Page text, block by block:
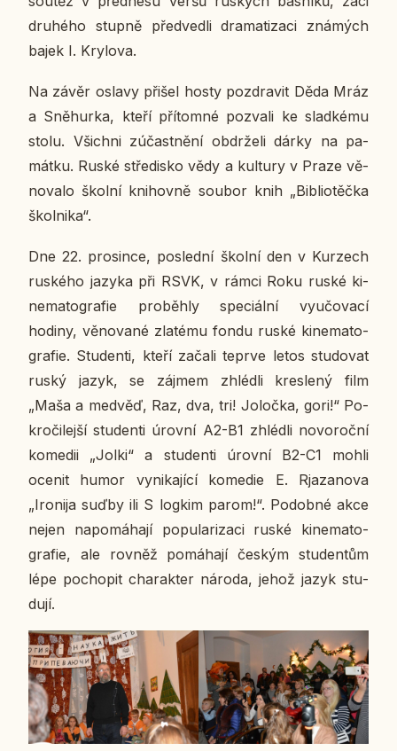
dru­hé­ho stupně před­ved­li dra­ma­ti­za­ci zná­mých
bajek I. Kry­lo­va.
Na závěr oslavy přišel hosty pozdra­vit Děda Mráz
a Sně­hur­ka, kteří pří­tom­né po­zva­li ke slad­ké­mu
stolu. Všich­ni zú­čast­ně­ní ob­dr­že­li dárky na pa­
mát­ku. Ruské stře­dis­ko vědy a kul­tu­ry v Praze vě­
no­va­lo školní knihov­ně soubor knih „Bib­li­o­těč­ka
škol­ni­ka“.
Dne 22. pro­sin­ce, po­sled­ní školní den v Kur­zech
rus­ké­ho jazyka při RSVK, v rámci Roku ruské ki­
ne­ma­to­gra­fie pro­běh­ly spe­ci­ál­ní vy­u­čo­va­cí
hodiny, vě­no­va­né zla­té­mu fondu ruské ki­ne­ma­to­
gra­fie. Stu­den­ti, kteří začali teprve letos stu­do­vat
ruský jazyk, se zájmem zhléd­li kres­le­ný film
„Maša a medvěď, Raz, dva, tri! Jo­ločka, gori!“ Po­
kro­či­lej­ší stu­den­ti úrovní A2-B1 zhléd­li no­vo­roč­ní
ko­me­dii „Jolki“ a stu­den­ti úrovní B2-C1 mohli
ocenit humor vy­ni­ka­jí­cí ko­me­die E. Rja­za­no­va
„Iro­ni­ja suďby ili S logkim parom!“. Po­dob­né akce
nejen na­po­má­ha­jí po­pu­la­ri­za­ci ruské ki­ne­ma­to­
gra­fie, ale rovněž po­má­ha­jí českým stu­den­tům
lépe po­cho­pit cha­rak­ter národa, jehož jazyk stu­
du­jí.